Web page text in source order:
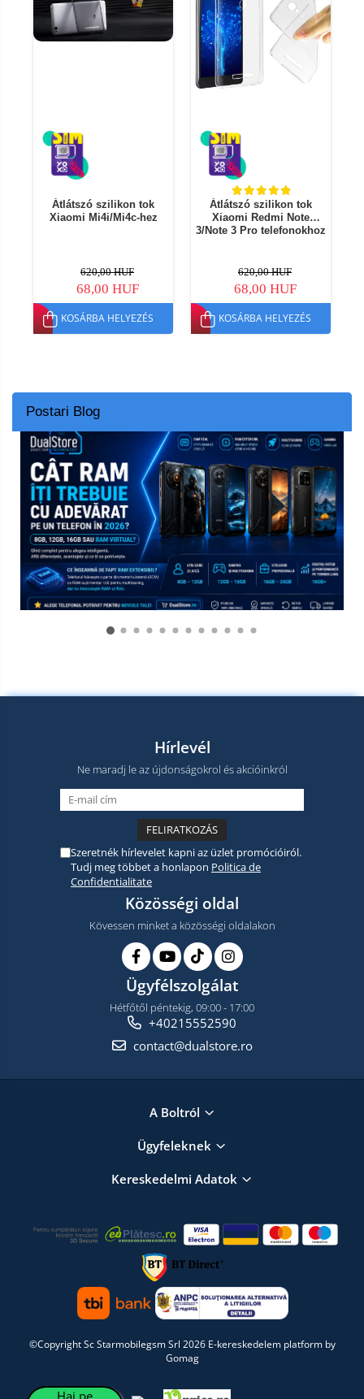
Átlátszó szilikon tok
Xiaomi Mi4i/Mi4c-hez
620,00 HUF
68,00 HUF
KOSÁRBA HELYEZÉS
Átlátszó szilikon tok
Xiaomi Redmi Note
3/Note 3 Pro telefonokhoz
620,00 HUF
68,00 HUF
KOSÁRBA HELYEZÉS
Postari Blog
Hírlevél
Ne maradj le az újdonságokrol és akcióinkról
Szeretnék hírlevelet kapni az üzlet promócióiról.
Tudj meg többet a honlapon Politica de
Confidentialitate
Közösségi oldal
Kövessen minket a közösségi oldalakon
Ügyfélszolgálat
Hétfőtől péntekig, 09:00 - 17:00
+40215552590
contact@dualstore.ro
A Boltról
Ügyfeleknek
Kereskedelmi Adatok
©Copyright Sc Starmobilegsm Srl 2026 E-kereskedelem platform by
Gomag
Hai pe